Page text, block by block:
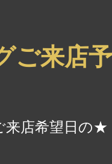
ご来店
来店希望日の★